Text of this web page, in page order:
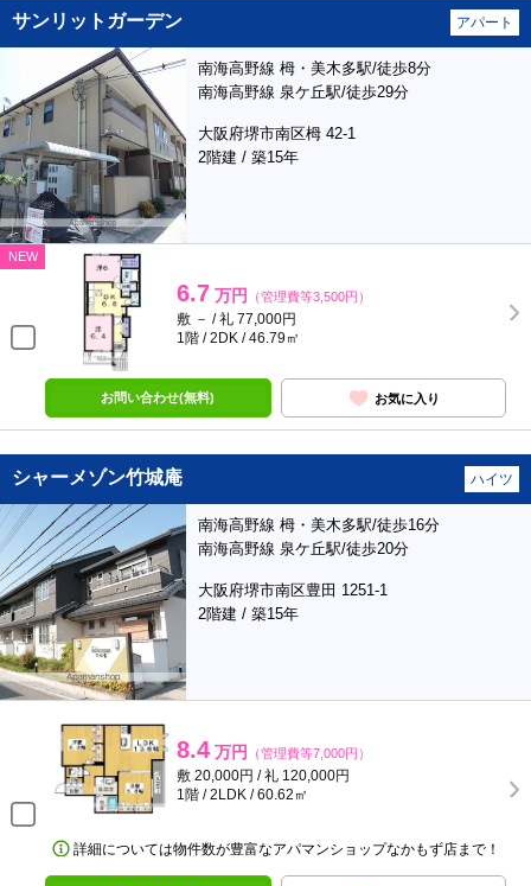
サンリットガーデン アパート
南海高野線 栂・美木多駅/徒歩8分
南海高野線 泉ケ丘駅/徒歩29分
大阪府堺市南区栂 42-1
2階建 / 築15年
NEW
6.7 万円 （管理費等3,500円）
敷 － / 礼 77,000円
1階 / 2DK / 46.79㎡
お問い合わせ(無料) お気に入り
シャーメゾン竹城庵 ハイツ
南海高野線 栂・美木多駅/徒歩16分
南海高野線 泉ケ丘駅/徒歩20分
大阪府堺市南区豊田 1251-1
2階建 / 築15年
8.4 万円 （管理費等7,000円）
敷 20,000円 / 礼 120,000円
1階 / 2LDK / 60.62㎡
詳細については物件数が豊富なアパマンショップなかもず店まで！